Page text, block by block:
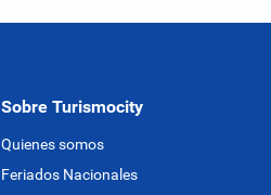
Sobre Turismocity
Quienes somos
Feriados Nacionales